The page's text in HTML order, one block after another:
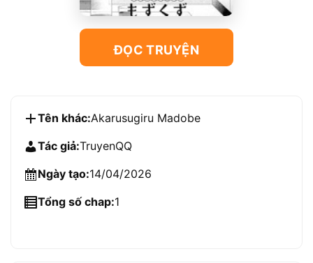
ĐỌC TRUYỆN
Tên khác:Akarusugiru Madobe
Tác giả:TruyenQQ
Ngày tạo:14/04/2026
Tổng số chap:1